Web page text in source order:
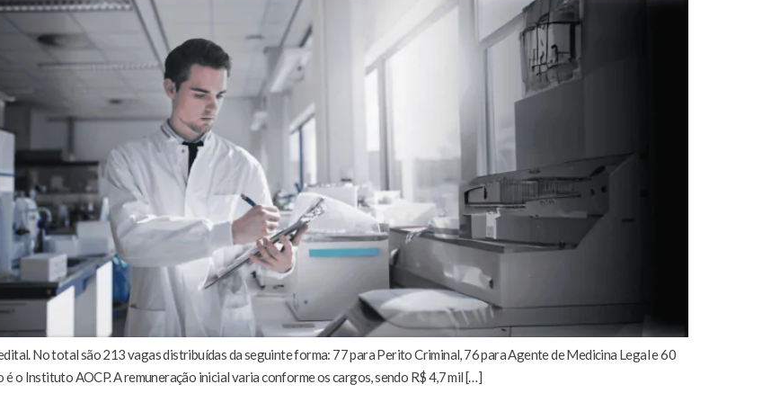
No total são 213 vagas distribuídas da seguinte forma: 77 para Perito Criminal, 76 para Agente de Medicina Legal e 60
o Instituto AOCP. A remuneração inicial varia conforme os cargos, sendo R$ 4,7 mil […]